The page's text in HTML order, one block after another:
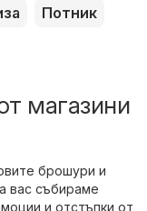
Потник
магазини
брошури и
вас събираме
и отстъпки от